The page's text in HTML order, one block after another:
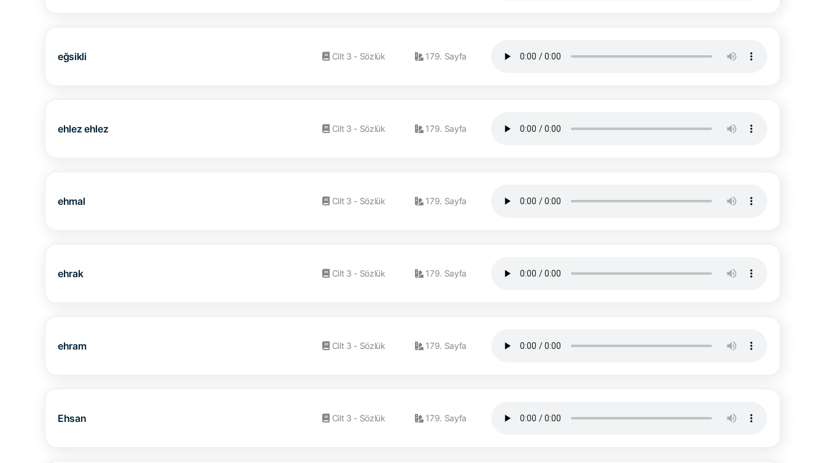
eğsikli Cilt 3 - Sözlük 179. Sayfa
ehlez ehlez Cilt 3 - Sözlük 179. Sayfa
ehmal Cilt 3 - Sözlük 179. Sayfa
ehrak Cilt 3 - Sözlük 179. Sayfa
ehram Cilt 3 - Sözlük 179. Sayfa
Ehsan Cilt 3 - Sözlük 179. Sayfa